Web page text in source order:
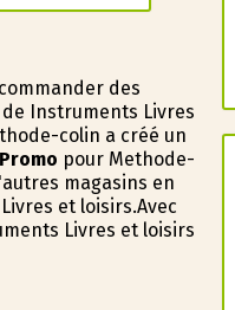
des
Instruments Livres
colin a créé un
pour Methode-
magasins en
et loisirs.Avec
Livres et loisirs